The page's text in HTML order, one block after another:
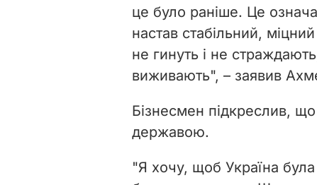
це було раніше. Це
настав стабільний,
не гинуть і не
виживають", – заявив
Бізнесмен підкреслив,
державою.
"Я хочу, щоб Україна